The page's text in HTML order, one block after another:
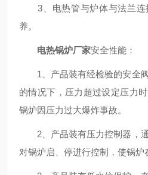
3、电热管与炉体与法兰连
养。
电热锅炉厂家安全性能：
1、产品装有经检验的安全阀
的情况下，压力超过设定压力
锅炉因压力过大爆炸事故。
2、产品装有压力控制器，通
对锅炉启、停进行控制，使锅炉